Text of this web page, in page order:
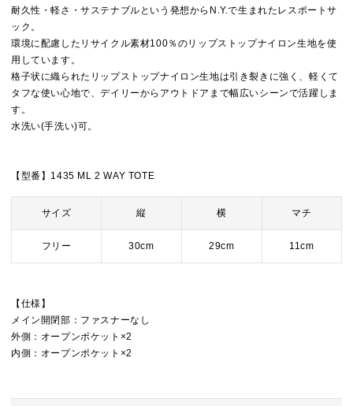
耐久性・軽さ・サステナブルという発想からN.Y.で生まれたレスポートサ
ック。
環境に配慮したリサイクル素材100％のリップストップナイロン生地を使
用しています。
格子状に織られたリップストップナイロン生地は引き裂きに強く、軽くて
タフな使い心地で、デイリーからアウトドアまで幅広いシーンで活躍しま
す。
水洗い(手洗い)可。
【型番】1435 ML 2 WAY TOTE
サイズ 縦 横 マチ
フリー 30cm 29cm 11cm
【仕様】
メイン開閉部：ファスナーなし
外側：オープンポケット×2
内側：オープンポケット×2